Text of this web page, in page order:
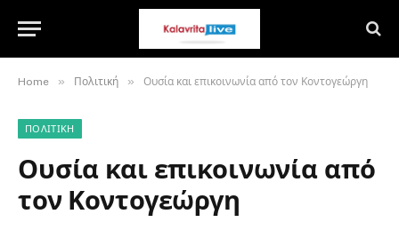
Home » Πολιτική » Ουσία και επικοινωνία από τον Κοντογεώργη
ΠΟΛΙΤΙΚΉ
Ουσία και επικοινωνία από
τον Κοντογεώργη